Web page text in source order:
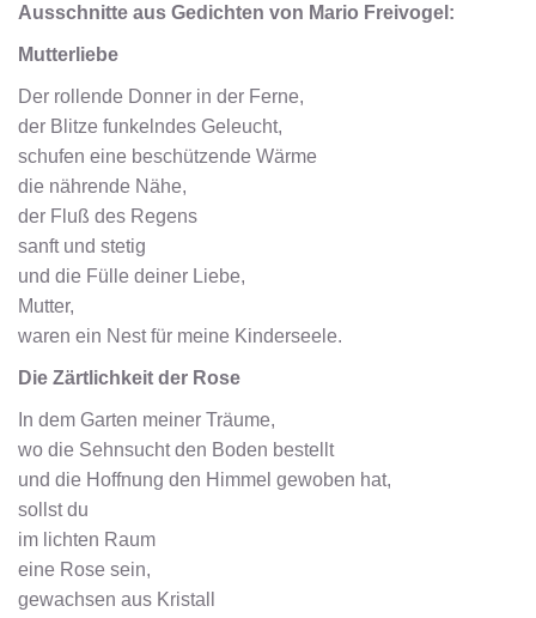
Ausschnitte aus Gedichten von Mario Freivogel:
Mutterliebe
Der rollende Donner in der Ferne,
der Blitze funkelndes Geleucht,
schufen eine beschützende Wärme
die nährende Nähe,
der Fluß des Regens
sanft und stetig
und die Fülle deiner Liebe,
Mutter,
waren ein Nest für meine Kinderseele.
Die Zärtlichkeit der Rose
In dem Garten meiner Träume,
wo die Sehnsucht den Boden bestellt
und die Hoffnung den Himmel gewoben hat,
sollst du
im lichten Raum
eine Rose sein,
gewachsen aus Kristall